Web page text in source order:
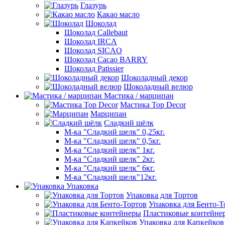
Глазурь
Какао масло
Шоколад
Шоколад Callebaut
Шоколад IRCA
Шоколад SICAO
Шоколад Cacao BARRY
Шоколад Patissier
Шоколадный декор
Шоколадный велюр
Мастика / марципан
Мастика Top Decor
Марципан
Сладкий шёлк
М-ка "Сладкий шелк" 0,25кг.
М-ка "Сладкий шелк" 0,5кг.
М-ка "Сладкий шелк" 1кг.
М-ка "Сладкий шелк" 2кг.
М-ка "Сладкий шелк" 6кг.
М-ка "Сладкий шелк"12кг.
Упаковка
Упаковка для Тортов
Упаковка для Бенто-
Пластиковые
Упаковка для Капкейков